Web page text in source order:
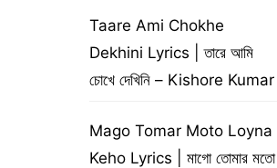
Taare Ami Chokhe
Dekhini Lyrics | তারে আমি
চোখে দেখিনি – Kishore Kumar
Mago Tomar Moto Loyna
Keho Lyrics | মাগো তোমার মতো